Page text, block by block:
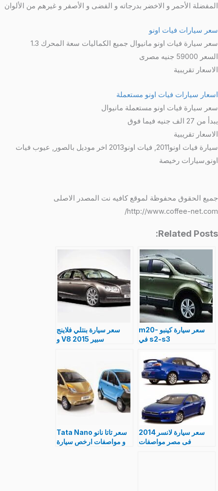
المفضلة الأحمر و الاخضر بدرجاته و الفضى و الأصفر و غيرهم من الألوان
سعر سيارات فيات اونو
سعر سيارة فيات اونو مانيوال جميع الكماليات سعة المحرك 1.3
السعر 59000 جنيه مصرى
الاسعار تقريبية
اسعار سيارات فيات اونو مستعملة
سعر سيارة فيات اونو مستعملة مانيوال
يبدأ من 27 الف جنيه فيما فوق
الاسعار تقريبية
سيارة فيات اونو2011, فيات اونو2013 اخر موديل بالصور, عيوب فيات
اونو,سيارات رخيصة
جميع الحقوق محفوظة لموقع كافيه نت المصدر الاصلى
http://www.coffee-net.com/
Related Posts:
سعر سيارة كينبو m20-
s2-s3 في
بالصورkenbo الجديدة
سعر سيارة بنتلي فلاينج
سبير V8 2015 و
سعر سيارة لانسر 2014
فى مصر مواصفات
سعر تاتا نانو Tata Nano
و مواصفات ارخص سيارة